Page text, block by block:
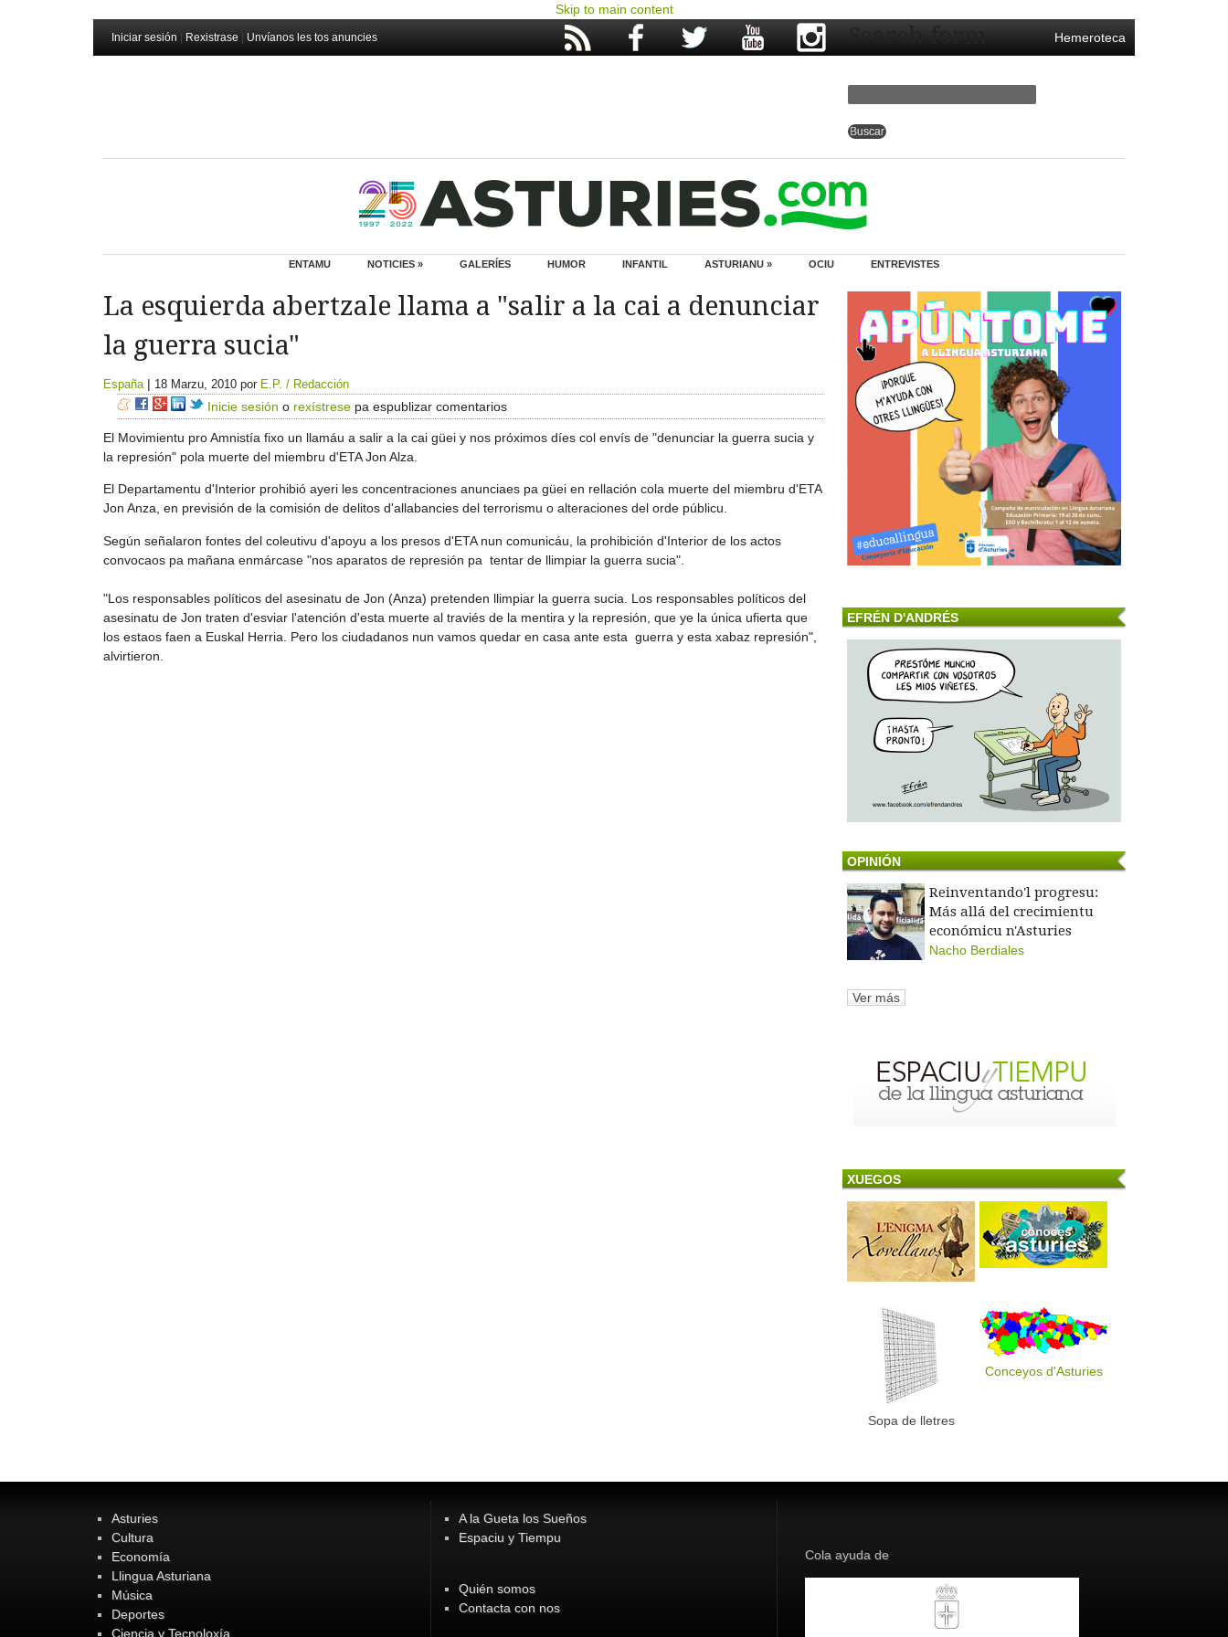
Skip to main content
Iniciar sesión Rexistrase Unvíanos les tos anuncies Hemeroteca
Search form
ENTAMU NOTICIES » GALERÍES HUMOR INFANTIL ASTURIANU » OCIU ENTREVISTES
La esquierda abertzale llama a "salir a la cai a denunciar
la guerra sucia"
España | 18 Marzu, 2010 por E.P. / Redacción
Inicie sesión o rexístrese pa espublizar comentarios
El Movimientu pro Amnistía fixo un llamáu a salir a la cai güei y nos próximos díes col envís de "denunciar la guerra sucia y
la represión" pola muerte del miembru d'ETA Jon Alza.
El Departamentu d'Interior prohibió ayeri les concentraciones anunciaes pa güei en rellación cola muerte del miembru d'ETA
Jon Anza, en previsión de la comisión de delitos d'allabancies del terrorismu o alteraciones del orde públicu.
Según señalaron fontes del coleutivu d'apoyu a los presos d'ETA nun comunicáu, la prohibición d'Interior de los actos
convocaos pa mañana enmárcase "nos aparatos de represión pa tentar de llimpiar la guerra sucia".
"Los responsables políticos del asesinatu de Jon (Anza) pretenden llimpiar la guerra sucia. Los responsables políticos del
asesinatu de Jon traten d'esviar l'atención d'esta muerte al traviés de la mentira y la represión, que ye la única ufierta que
los estaos faen a Euskal Herria. Pero los ciudadanos nun vamos quedar en casa ante esta guerra y esta xabaz represión",
alvirtieron.
EFRÉN D'ANDRÉS
OPINIÓN
Reinventando'l progresu:
Más allá del crecimientu
económicu n'Asturies
Nacho Berdiales
Ver más
XUEGOS
Sopa de lletres
Conceyos d'Asturies
Asturies
Cultura
Economía
Llingua Asturiana
Música
Deportes
Ciencia y Tecnoloxía
A la Gueta los Sueños
Espaciu y Tiempu
Quién somos
Contacta con nos
Cola ayuda de